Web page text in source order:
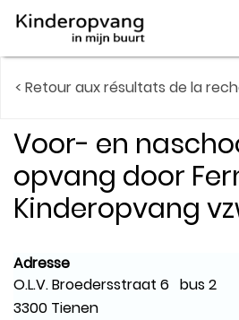
< Retour aux résultats de la
Voor- en
opvang door
Kinderopvang
Adresse
O.L.V. Broedersstraat 6 bus 2
3300 Tienen